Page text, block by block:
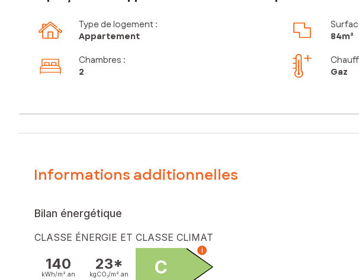
Type de logement :
Appartement
84m²
Chambres :
2
Gaz
Informations additionnelles
Bilan énergétique
CLASSE ÉNERGIE ET CLASSE CLIMAT
140
kWh/m². an
23*
kgCO₂/m². an C
i